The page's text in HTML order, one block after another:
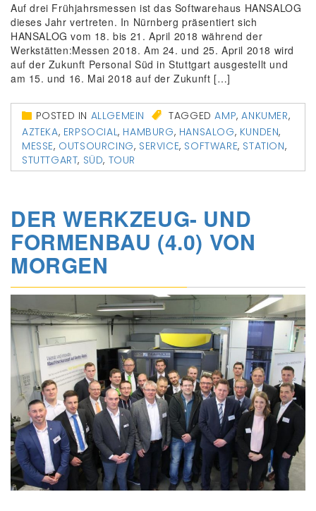
Auf drei Frühjahrsmessen ist das Softwarehaus HANSALOG
dieses Jahr vertreten. In Nürnberg präsentiert sich
HANSALOG vom 18. bis 21. April 2018 während der
Werkstätten:Messen 2018. Am 24. und 25. April 2018 wird
auf der Zukunft Personal Süd in Stuttgart ausgestellt und
am 15. und 16. Mai 2018 auf der Zukunft […]
POSTED IN ALLGEMEIN TAGGEDAMP,ANKUMER,
AZTEKA, ERPSOCIAL, HAMBURG, HANSALOG, KUNDEN,
MESSE, OUTSOURCING, SERVICE, SOFTWARE, STATION,
STUTTGART, SÜD, TOUR
DER WERKZEUG- UND
FORMENBAU (4.0) VON
MORGEN